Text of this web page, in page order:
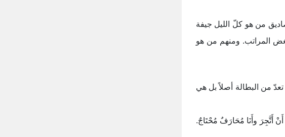
من هو كلّ الليل جيفة
المراتب. ومنهم من هو
تعدّ من البطالة أصلاً بل هي
أَتَّجِرَ وأَنَا مُحَارَفٌ مُحْتَاجٌ.